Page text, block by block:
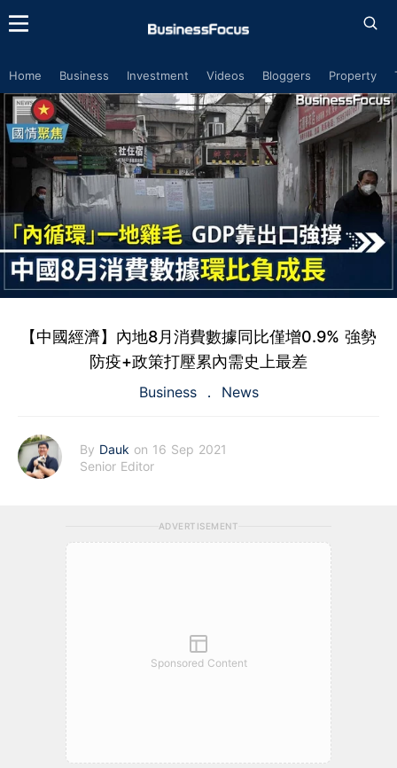
Home Business Investment Videos Bloggers Property
【中國經濟】內地8月消費數據同比僅增0.9% 強勢
防疫+政策打壓累內需史上最差
Business News
By Dauk on 16 Sep 2021
Senior Editor
ADVERTISEMENT
Sponsored Content